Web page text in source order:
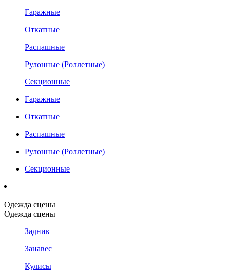
Гаражные
Откатные
Распашные
Рулонные (Роллетные)
Секционные
Гаражные
Откатные
Распашные
Рулонные (Роллетные)
Секционные
Одежда сцены
Одежда сцены
Задник
Занавес
Кулисы